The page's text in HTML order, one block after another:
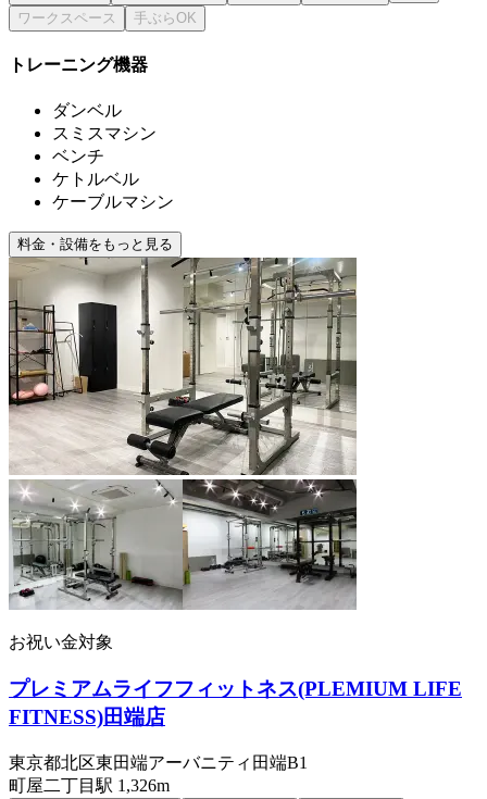
トレーニング機器
ダンベル
スミスマシン
ベンチ
ケトルベル
ケーブルマシン
料金・設備をもっと見る
お祝い金対象
プレミアムライフフィットネス(PLEMIUM LIFE
FITNESS)田端店
東京都北区東田端アーバニティ田端B1
町屋二丁目 駅 1,326m